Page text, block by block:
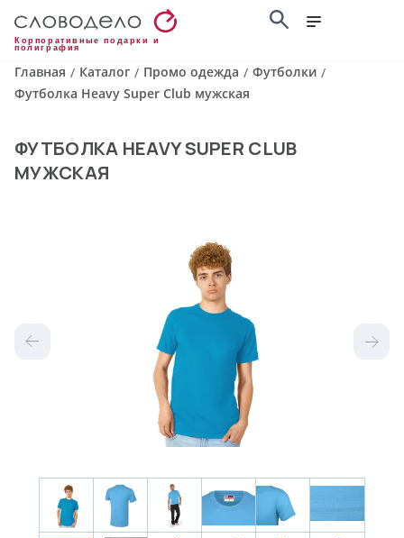
Корпоративные подарки и
полиграфия
Главная / Каталог / Промо одежда / Футболки /
Футболка Heavy Super Club мужская
ФУТБОЛКА HEAVY SUPER CLUB
МУЖСКАЯ